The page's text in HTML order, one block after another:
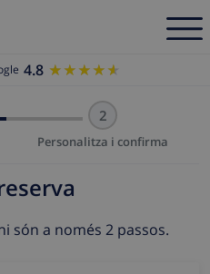
4.8 ★★★★★
★★★★★
2
Personalitza i confirma
són a només 2 passos.